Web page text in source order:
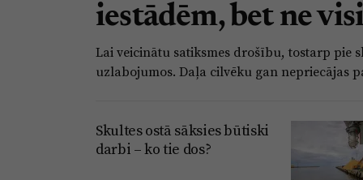
iestādēm, bet ne
Lai veicinātu satiksmes drošību, tostarp pie
uzlabojumos. Daļa cilvēku gan nepriecājas
Skultes ostā sāksies būtiski
darbi – ko tie dos?